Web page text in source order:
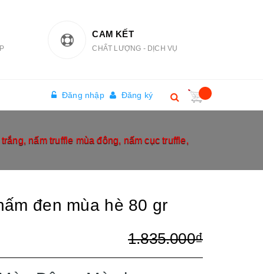
CAM KẾT
CHẤT LƯỢNG - DỊCH VỤ
Đăng nhập Đăng ký
nấm truffle mùa đông, nấm cục truffle,
đen mùa hè 80 gr
1.835.000₫